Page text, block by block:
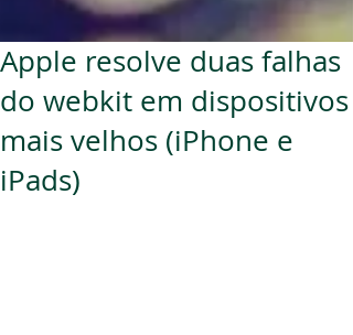
Apple resolve duas falhas
do webkit em dispositivos
mais velhos (iPhone e
iPads)